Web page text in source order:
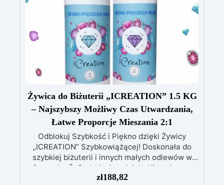
lepkości, co zmniejsza powstawanie
pęcherzyków powietrza.
Idealna do biżuterii,
małych odlewów, dekoracji i szybkiej
prototypizacji.
Żywica do Biżuterii „ICREATION” 1.5 KG
– Najszybszy Możliwy Czas Utwardzania,
Łatwe Proporcje Mieszania 2:1
Odblokuj Szybkość i Piękno dzięki Żywicy
„ICREATION” Szybkowiążącej! Doskonała do
szybkiej biżuterii i innych małych odlewów w
formach.
Szybkie Arcydzieła Ujawnione –
Doświadcz mocy szybkości! „ICREATION”
zł188,82